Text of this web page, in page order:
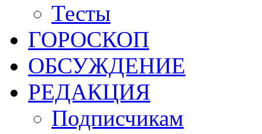
Тесты
ГОРОСКОП
ОБСУЖДЕНИЕ
РЕДАКЦИЯ
Подписчикам